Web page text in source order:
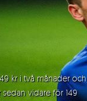
kr i två månader och
vidare för 149